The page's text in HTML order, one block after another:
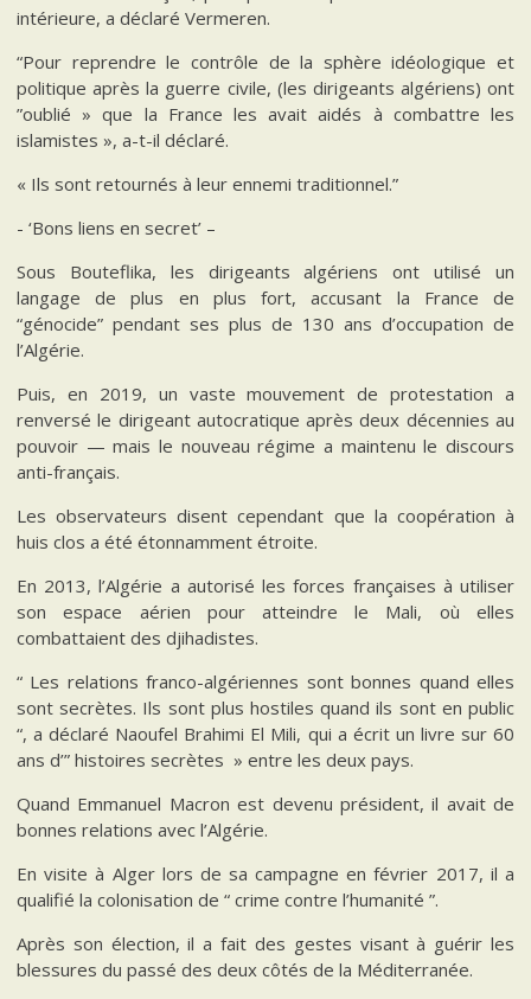
intérieure, a déclaré Vermeren.
“Pour reprendre le contrôle de la sphère idéologique et
politique après la guerre civile, (les dirigeants algériens) ont
”oublié » que la France les avait aidés à combattre les
islamistes », a-t-il déclaré.
« Ils sont retournés à leur ennemi traditionnel.”
- ‘Bons liens en secret’ –
Sous Bouteflika, les dirigeants algériens ont utilisé un
langage de plus en plus fort, accusant la France de
“génocide” pendant ses plus de 130 ans d’occupation de
l’Algérie.
Puis, en 2019, un vaste mouvement de protestation a
renversé le dirigeant autocratique après deux décennies au
pouvoir — mais le nouveau régime a maintenu le discours
anti-français.
Les observateurs disent cependant que la coopération à
huis clos a été étonnamment étroite.
En 2013, l’Algérie a autorisé les forces françaises à utiliser
son espace aérien pour atteindre le Mali, où elles
combattaient des djihadistes.
“ Les relations franco-algériennes sont bonnes quand elles
sont secrètes. Ils sont plus hostiles quand ils sont en public
“, a déclaré Naoufel Brahimi El Mili, qui a écrit un livre sur 60
ans d’” histoires secrètes » entre les deux pays.
Quand Emmanuel Macron est devenu président, il avait de
bonnes relations avec l’Algérie.
En visite à Alger lors de sa campagne en février 2017, il a
qualifié la colonisation de “ crime contre l’humanité ”.
Après son élection, il a fait des gestes visant à guérir les
blessures du passé des deux côtés de la Méditerranée.